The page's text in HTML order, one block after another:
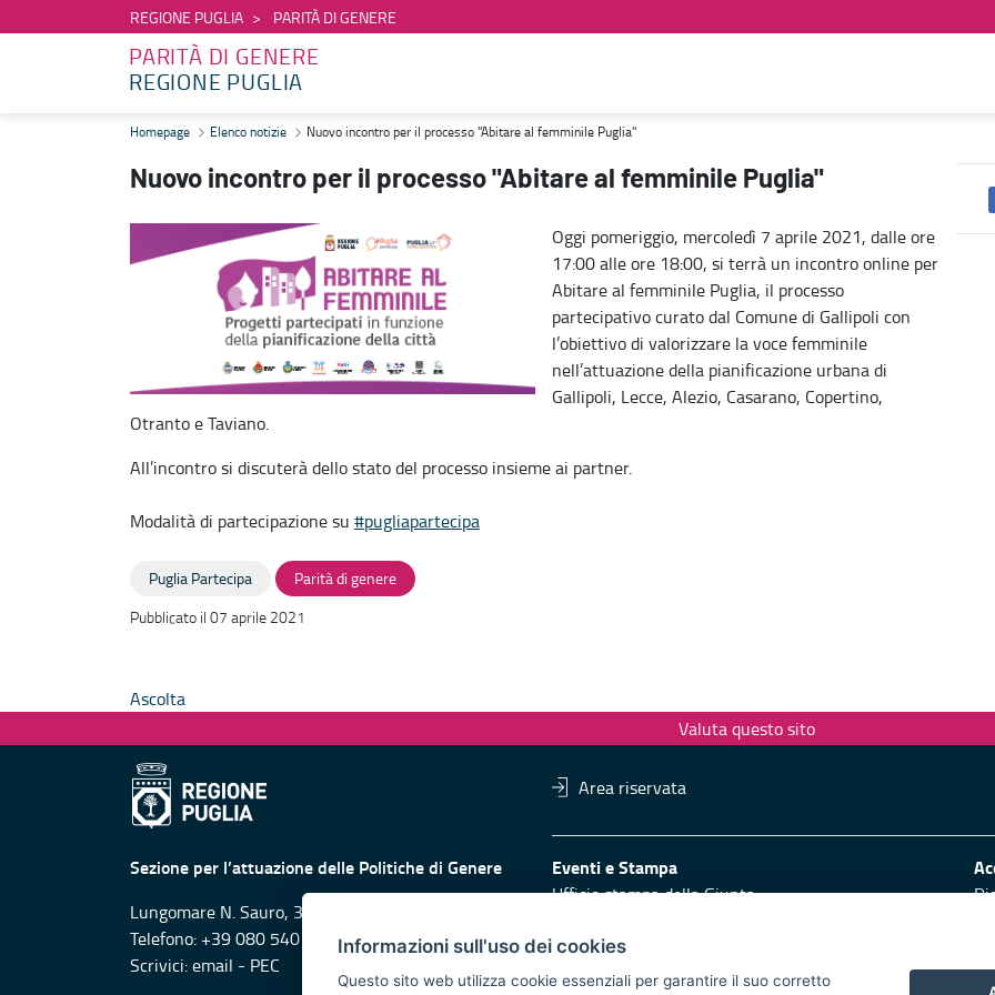
REGIONE PUGLIA PARITÀ DI GENERE
PARITÀ DI GENERE
REGIONE PUGLIA
Nuovo incontro per il processo "Abitare al femminile Puglia" - Parità di genere
Homepage Elenco notizie Nuovo incontro per il processo "Abitare al femminile Puglia"
Nuovo incontro per il processo "Abitare al femminile Puglia"
Oggi pomeriggio, mercoledì 7 aprile 2021, dalle ore
17:00 alle ore 18:00, si terrà un incontro online per
Abitare al femminile Puglia, il processo
partecipativo curato dal Comune di Gallipoli con
l’obiettivo di valorizzare la voce femminile
nell’attuazione della pianificazione urbana di
Gallipoli, Lecce, Alezio, Casarano, Copertino,
Otranto e Taviano.
All’incontro si discuterà dello stato del processo insieme ai partner.
Modalità di partecipazione su #pugliapartecipa
Puglia Partecipa
Parità di genere
Pubblicato il 07 aprile 2021
Ascolta
Valuta questo sito
Area riservata
Sezione per l’attuazione delle Politiche di Genere
Lungomare N. Sauro, 31/33 Bari
Telefono: +39 080 540 5649
Scrivici:email - PEC
Eventi e Stampa
Ufficio stampa della Giunta
Logo e identità regionale
Redazione
Informazioni sull'uso dei cookies
Questo sito web utilizza cookie essenziali per garantire il suo corretto